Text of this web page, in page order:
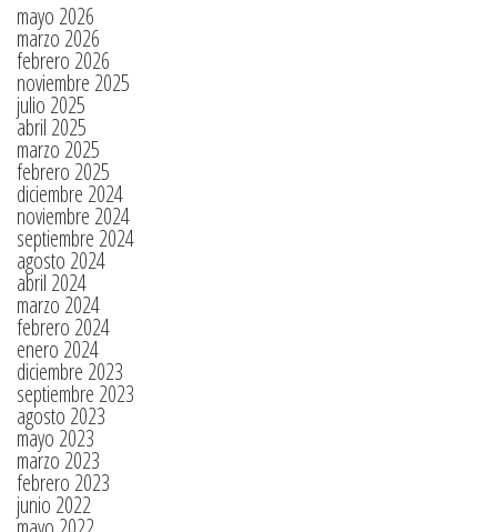
mayo 2026
marzo 2026
febrero 2026
noviembre 2025
julio 2025
abril 2025
marzo 2025
febrero 2025
diciembre 2024
noviembre 2024
septiembre 2024
agosto 2024
abril 2024
marzo 2024
febrero 2024
enero 2024
diciembre 2023
septiembre 2023
agosto 2023
mayo 2023
marzo 2023
febrero 2023
junio 2022